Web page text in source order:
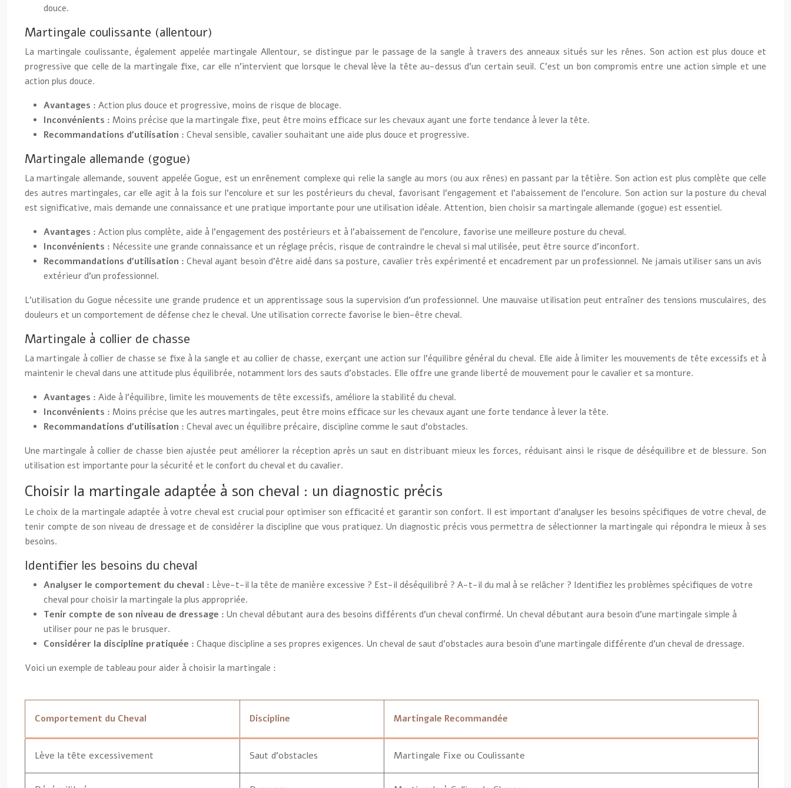
douce.
Martingale coulissante (allentour)
La martingale coulissante, également appelée martingale Allentour, se distingue par le passage de la sangle à travers des anneaux situés sur les rênes. Son action est plus douce et
progressive que celle de la martingale fixe, car elle n’intervient que lorsque le cheval lève la tête au-dessus d’un certain seuil. C’est un bon compromis entre une action simple et une
action plus douce.
Avantages : Action plus douce et progressive, moins de risque de blocage.
Inconvénients : Moins précise que la martingale fixe, peut être moins efficace sur les chevaux ayant une forte tendance à lever la tête.
Recommandations d’utilisation : Cheval sensible, cavalier souhaitant une aide plus douce et progressive.
Martingale allemande (gogue)
La martingale allemande, souvent appelée Gogue, est un enrênement complexe qui relie la sangle au mors (ou aux rênes) en passant par la têtière. Son action est plus complète que celle
des autres martingales, car elle agit à la fois sur l’encolure et sur les postérieurs du cheval, favorisant l’engagement et l’abaissement de l’encolure. Son action sur la posture du cheval
est significative, mais demande une connaissance et une pratique importante pour une utilisation idéale. Attention, bien choisir sa martingale allemande (gogue) est essentiel.
Avantages : Action plus complète, aide à l’engagement des postérieurs et à l’abaissement de l’encolure, favorise une meilleure posture du cheval.
Inconvénients : Nécessite une grande connaissance et un réglage précis, risque de contraindre le cheval si mal utilisée, peut être source d’inconfort.
Recommandations d’utilisation : Cheval ayant besoin d’être aidé dans sa posture, cavalier très expérimenté et encadrement par un professionnel. Ne jamais utiliser sans un avis
extérieur d’un professionnel.
L’utilisation du Gogue nécessite une grande prudence et un apprentissage sous la supervision d’un professionnel. Une mauvaise utilisation peut entraîner des tensions musculaires, des
douleurs et un comportement de défense chez le cheval. Une utilisation correcte favorise le bien-être cheval.
Martingale à collier de chasse
La martingale à collier de chasse se fixe à la sangle et au collier de chasse, exerçant une action sur l’équilibre général du cheval. Elle aide à limiter les mouvements de tête excessifs et à
maintenir le cheval dans une attitude plus équilibrée, notamment lors des sauts d’obstacles. Elle offre une grande liberté de mouvement pour le cavalier et sa monture.
Avantages : Aide à l’équilibre, limite les mouvements de tête excessifs, améliore la stabilité du cheval.
Inconvénients : Moins précise que les autres martingales, peut être moins efficace sur les chevaux ayant une forte tendance à lever la tête.
Recommandations d’utilisation : Cheval avec un équilibre précaire, discipline comme le saut d’obstacles.
Une martingale à collier de chasse bien ajustée peut améliorer la réception après un saut en distribuant mieux les forces, réduisant ainsi le risque de déséquilibre et de blessure. Son
utilisation est importante pour la sécurité et le confort du cheval et du cavalier.
Choisir la martingale adaptée à son cheval : un diagnostic précis
Le choix de la martingale adaptée à votre cheval est crucial pour optimiser son efficacité et garantir son confort. Il est important d’analyser les besoins spécifiques de votre cheval, de
tenir compte de son niveau de dressage et de considérer la discipline que vous pratiquez. Un diagnostic précis vous permettra de sélectionner la martingale qui répondra le mieux à ses
besoins.
Identifier les besoins du cheval
Analyser le comportement du cheval : Lève-t-il la tête de manière excessive ? Est-il déséquilibré ? A-t-il du mal à se relâcher ? Identifiez les problèmes spécifiques de votre
cheval pour choisir la martingale la plus appropriée.
Tenir compte de son niveau de dressage : Un cheval débutant aura des besoins différents d’un cheval confirmé. Un cheval débutant aura besoin d’une martingale simple à
utiliser pour ne pas le brusquer.
Considérer la discipline pratiquée : Chaque discipline a ses propres exigences. Un cheval de saut d’obstacles aura besoin d’une martingale différente d’un cheval de dressage.
Voici un exemple de tableau pour aider à choisir la martingale :
Comportement du Cheval Discipline Martingale Recommandée
Lève la tête excessivement Saut d’obstacles Martingale Fixe ou Coulissante